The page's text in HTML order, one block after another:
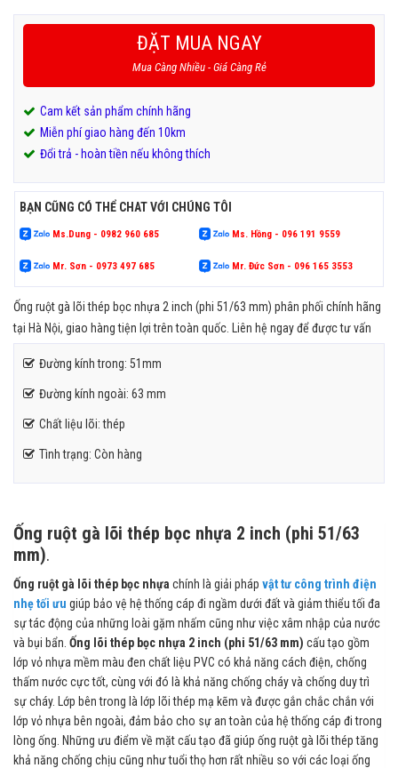
ĐẶT MUA NGAY
Mua Càng Nhiều - Giá Càng Rẻ
Cam kết sản phẩm chính hãng
Miễn phí giao hàng đến 10km
Đổi trả - hoàn tiền nếu không thích
BẠN CŨNG CÓ THỂ CHAT VỚI CHÚNG TÔI
Ms.Dung - 0982 960 685 Ms. Hồng - 096 191 9559
Mr. Sơn - 0973 497 685 Mr. Đức Sơn - 096 165 3553
Ống ruột gà lõi thép bọc nhựa 2 inch (phi 51/63 mm) phân phối chính hãng
tại Hà Nội, giao hàng tiện lợi trên toàn quốc. Liên hệ ngay để được tư vấn
Đường kính trong: 51mm
Đường kính ngoài: 63 mm
Chất liệu lõi: thép
Tình trạng: Còn hàng
Ống ruột gà lõi thép bọc nhựa 2 inch (phi 51/63
mm).
Ống ruột gà lõi thép bọc nhựa chính là giải pháp vật tư công trình điện
nhẹ tối ưu giúp bảo vệ hệ thống cáp đi ngầm dưới đất và giảm thiểu tối đa
sự tác động của những loài gặm nhấm cũng như việc xâm nhập của nước
và bụi bẩn. Ống lõi thép bọc nhựa 2 inch (phi 51/63 mm) cấu tạo gồm
lớp vỏ nhựa mềm màu đen chất liệu PVC có khả năng cách điện, chống
thấm nước cực tốt, cùng với đó là khả năng chống cháy và chống duy trì
sự cháy. Lớp bên trong là lớp lõi thép mạ kẽm và được gắn chắc chắn với
lớp vỏ nhựa bên ngoài, đảm bảo cho sự an toàn của hệ thống cáp đi trong
lòng ống. Những ưu điểm về mặt cấu tạo đã giúp ống ruột gà lõi thép tăng
khả năng chống chịu cũng như tuổi thọ hơn rất nhiều so với các loại ống